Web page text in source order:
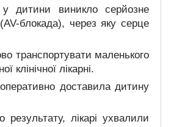
у дитини виникло серйозне
блокада), через яку серце
транспортувати маленького
клінічної лікарні.
оперативно доставила дитину
лікарі ухвалили